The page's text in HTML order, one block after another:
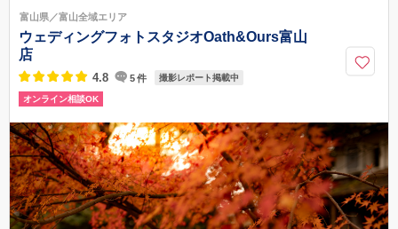
富山県／富山全域エリア
ウェディングフォトスタジオOath&Ours富山
店
4.8 5件 撮影レポート掲載中
オンライン相談OK